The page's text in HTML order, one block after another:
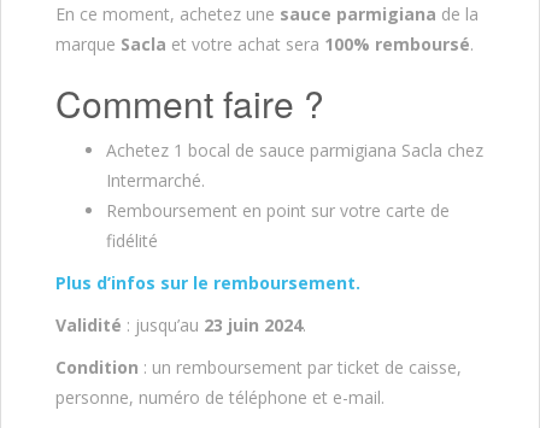
En ce moment, achetez une sauce parmigiana de la
marque Sacla et votre achat sera 100% remboursé.
Comment faire ?
Achetez 1 bocal de sauce parmigiana Sacla chez
Intermarché.
Remboursement en point sur votre carte de
fidélité
Plus d’infos sur le remboursement.
Validité : jusqu’au 23 juin 2024.
Condition : un remboursement par ticket de caisse,
personne, numéro de téléphone et e-mail.